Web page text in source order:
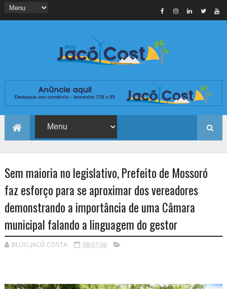
Sem maioria no legislativo, Prefeito de Mossoró
faz esforço para se aproximar dos vereadores
demonstrando a importância de uma Câmara
municipal falando a linguagem do gestor
BLOG JACÓ COSTA 08:07:00